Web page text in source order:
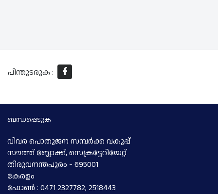
പിന്തുടരുക :
ബന്ധപ്പെടുക
വിവര പൊതുജന സമ്പര്‍ക്ക വകുപ്പ്
സൗത്ത് ബ്ലോക്ക്, സെക്രട്ടേറിയേറ്റ്
തിരുവനന്തപുരം - 695001
കേരളം
ഫോണ്‍ : 0471 2327782, 2518443